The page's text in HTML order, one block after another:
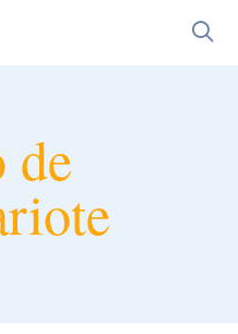
de